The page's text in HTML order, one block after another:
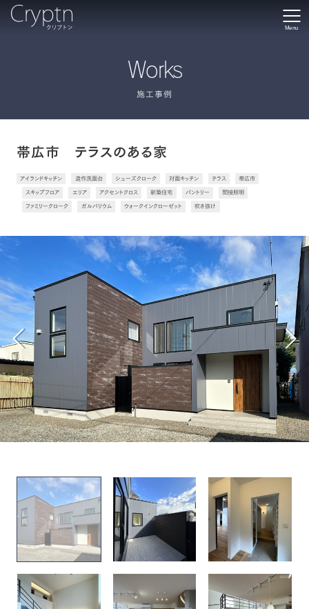
Menu
Works
施工事例
帯広市 テラスのある家
アイランドキッチン 造作洗面台 シューズクローク 対面キッチン テラス
帯広市
スキップフロア
エリア アクセントクロス 新築住宅 パントリー
間接照明
ファミリークローク
ガルバリウム ウォークインクローゼット 吹き抜け